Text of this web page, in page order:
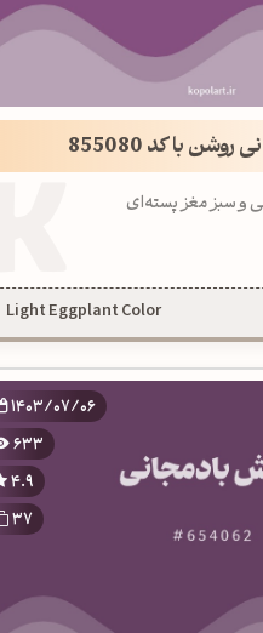
با کد 855080
و سبز مغز پسته‌ای
Light Eggplant Color
1403/07/06
633
4.9
37